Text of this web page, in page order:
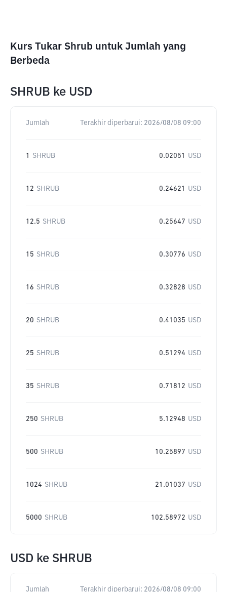
Kurs Tukar Shrub untuk Jumlah yang
Berbeda
SHRUB ke USD
Jumlah Terakhir diperbarui: 2026/08/08 09:00
1 SHRUB 0.02051 USD
12 SHRUB 0.24621 USD
12.5 SHRUB 0.25647 USD
15 SHRUB 0.30776 USD
16 SHRUB 0.32828 USD
20 SHRUB 0.41035 USD
25 SHRUB 0.51294 USD
35 SHRUB 0.71812 USD
250 SHRUB 5.12948 USD
500 SHRUB 10.25897 USD
1024 SHRUB 21.01037 USD
5000 SHRUB 102.58972 USD
USD ke SHRUB
Jumlah Terakhir diperbarui: 2026/08/08 09:00